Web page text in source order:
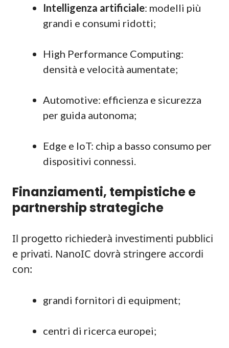
Intelligenza artificiale: modelli più
grandi e consumi ridotti;
High Performance Computing:
densità e velocità aumentate;
Automotive: efficienza e sicurezza
per guida autonoma;
Edge e IoT: chip a basso consumo per
dispositivi connessi.
Finanziamenti, tempistiche e
partnership strategiche
Il progetto richiederà investimenti pubblici
e privati. NanoIC dovrà stringere accordi
con:
grandi fornitori di equipment;
centri di ricerca europei;